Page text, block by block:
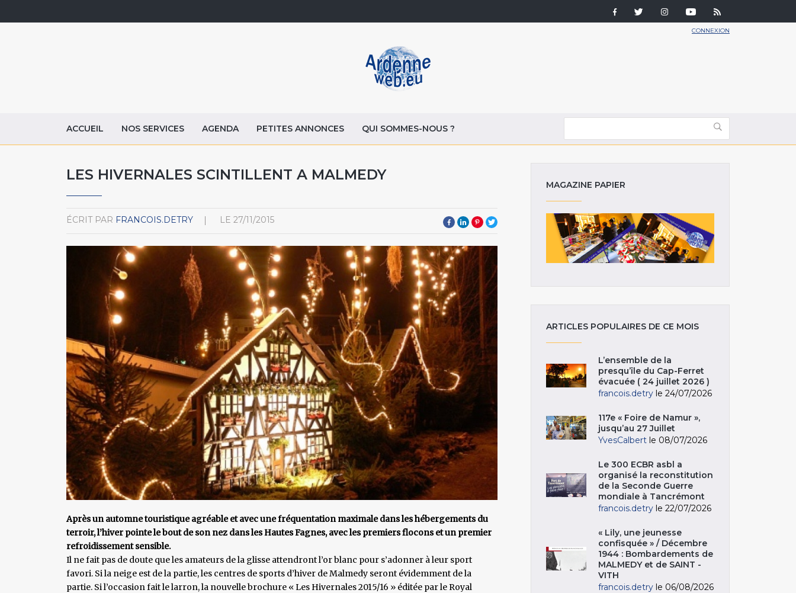
CONNEXION
ACCUEIL NOS SERVICES AGENDA PETITES ANNONCES QUI SOMMES-NOUS ?
LES HIVERNALES SCINTILLENT A MALMEDY
ÉCRIT PAR FRANCOIS.DETRY LE 27/11/2015
Après un automne touristique agréable et avec une fréquentation maximale dans les hébergements du
terroir, l’hiver pointe le bout de son nez dans les Hautes Fagnes, avec les premiers flocons et un premier
refroidissement sensible.
Il ne fait pas de doute que les amateurs de la glisse attendront l’or blanc pour s’adonner à leur sport
favori. Si la neige est de la partie, les centres de sports d’hiver de Malmedy seront évidemment de la
partie. Si l’occasion fait le larron, la nouvelle brochure « Les Hivernales 2015/16 » éditée par le Royal
MAGAZINE PAPIER
ARTICLES POPULAIRES DE CE MOIS
L’ensemble de la
presqu’île du Cap-Ferret
évacuée ( 24 juillet 2026 )
francois.detry le 24/07/2026
117e « Foire de Namur »,
jusqu’au 27 Juillet
YvesCalbert le 08/07/2026
Le 300 ECBR asbl a
organisé la reconstitution
de la Seconde Guerre
mondiale à Tancrémont
francois.detry le 22/07/2026
« Lily, une jeunesse
confisquée » / Décembre
1944 : Bombardements de
MALMEDY et de SAINT -
VITH
francois.detry le 06/08/2026